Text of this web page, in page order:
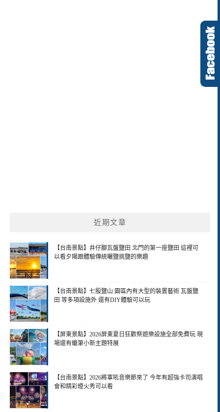
近期文章
【台南景點】井仔腳瓦盤鹽田 北門的第一座鹽田 這裡可
以看夕陽跟體驗傳統曬鹽挑鹽的樂趣
【台南景點】七股鹽山 園區內有大型的裝置藝術 瓦盤鹽
田 等多項設施外 還有DIY體驗可以玩
【屏東景點】2026屏東夏日狂歡祭遊樂設施全部免費玩 現
場還有蠟筆小新主題特展
【台南景點】2026將軍吼音樂節來了 今年有超強卡司演唱
會和精彩煙火秀可以看